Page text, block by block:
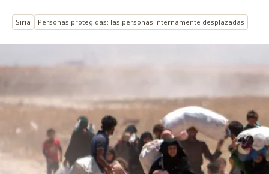
Siria Personas protegidas: las personas internamente desplazadas